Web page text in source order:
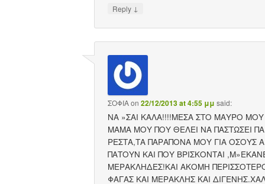
Reply ↓
ΣΟΦΙΑon 22/12/2013 at 4:55 μμ said:
NA »ΣΑΙ ΚΑΛΑ!!!!ΜΕΣΑ ΣΤΟ ΜΑΥΡΟ
ΜΑΜΑ ΜΟΥ ΠΟΥ ΘΕΛΕΙ ΝΑ ΠΑΣΤΩΣΕΙ
ΡΕΣΤΑ,ΤΑ ΠΑΡΑΠΟΝΑ ΜΟΥ ΓΙΑ
ΠΑΤΟΥΝ ΚΑΙ ΠΟΥ ΒΡΙΣΚΟΝΤΑΙ
ΜΕΡΑΚΛΗΔΕΣ!ΚΑΙ ΑΚΟΜΗ
ΦΑΓΑΣ ΚΑΙ ΜΕΡΑΚΛΗΣ ΚΑΙ